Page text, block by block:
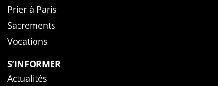
Prier à Paris
Sacrements
Vocations
S’INFORMER
Actualités